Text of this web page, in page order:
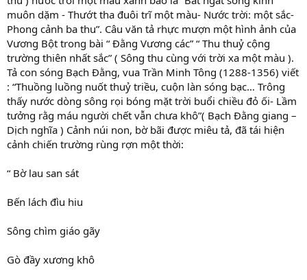
muôn dặm - Thướt tha đuôi trĩ một màu- Nước trời: một sắc-
Phong cảnh ba thu”. Câu văn tả rhực mượn một hình ảnh của
Vương Bột trong bài “ Đằng Vương các” “ Thu thuỷ cộng
trường thiên nhất sắc” ( Sông thu cùng với trời xa một màu ).
Tả con sóng Bạch Đằng, vua Trần Minh Tông (1288-1356) viết
: “Thuồng luồng nuốt thuỷ triều, cuộn làn sóng bạc… Trông
thấy nước dòng sông rọi bóng mặt trời buổi chiều đỏ ối- Lầm
tưởng rằg máu người chết vẫn chưa khô”( Bạch Đằng giang –
Dịch nghĩa ) Cảnh núi non, bờ bãi được miêu tả, đã tái hiện
cảnh chiến trường rùng rợn một thời:
“ Bờ lau san sát
Bến lách đìu hiu
Sông chìm giáo gãy
Gò đầy xương khô